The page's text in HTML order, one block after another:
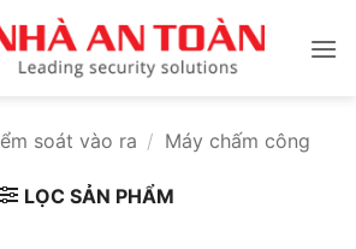
soát vào ra / Máy chấm công
LỌC SẢN PHẨM